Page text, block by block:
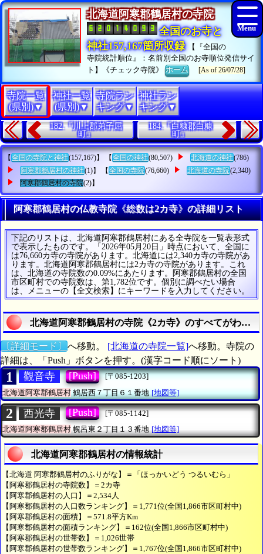
北海道阿寒郡鶴居村の寺院
全国のお寺と
神社157,167箇所収録
【『全国の
寺院統計順位』：名前別全国のお寺順位発信サイ
ト】《チェック寺院》ホーム [As of 26/07/28]
寺院一覧
(県別)▼
神社一覧
(県別)▼
寺院ラン
キング▼
神社ラン
キング▼
182.『川上郡弟子屈
町』
184.『白糠郡白糠
町』
【 全国の寺院と神社(157,167)】 【 全国の神社(80,507) 北海道の神社(786)
阿寒郡鶴居村の神社(1)】 【 全国の寺院(76,660) 北海道の寺院(2,340)
阿寒郡鶴居村の寺院(2)】
阿寒郡鶴居村の仏教寺院《総数は2カ寺》の詳細リスト
下記のリストは、北海道阿寒郡鶴居村にある全寺院を一覧表形式
で表示したものです。「2026年05月20日」時点において、全国に
は76,660カ寺の寺院があります。北海道には2,340カ寺の寺院があ
ります。北海道阿寒郡鶴居村には2カ寺の寺院があります。これ
は、北海道の寺院数の0.09%にあたります。阿寒郡鶴居村の全国
市区町村での寺院数は、第1,782位です。個別に調べたい場合
は、メニューの【全文検索】にキーワードを入力してください。
北海道阿寒郡鶴居村の寺院《2カ寺》のすべてがわかる
〔詳細モード〕 へ移動。 [北海道の寺院一覧]へ移動。寺院の
詳細は、「Push」ボタンを押す。(漢字コード順にソート)
1 觀音寺 [Push]
[〒085-1203]
北海道阿寒郡鶴居村鶴居西７丁目６１番地 [地図等]
2 西光寺 [Push]
[〒085-1142]
北海道阿寒郡鶴居村幌呂東２丁目１３番地 [地図等]
北海道阿寒郡鶴居村の情報統計
【北海道 阿寒郡鶴居村のふりがな】＝「ほっかいどう つるいむら」
【阿寒郡鶴居村の寺院数】＝2カ寺
【阿寒郡鶴居村の人口】＝2,534人
【阿寒郡鶴居村の人口数ランキング】＝1,771位(全国1,866市区町村中)
【阿寒郡鶴居村の面積】＝571.8平方Km
【阿寒郡鶴居村の面積ランキング】＝162位(全国1,866市区町村中)
【阿寒郡鶴居村の世帯数】＝1,026世帯
【阿寒郡鶴居村の世帯数ランキング】＝1,767位(全国1,866市区町村中)